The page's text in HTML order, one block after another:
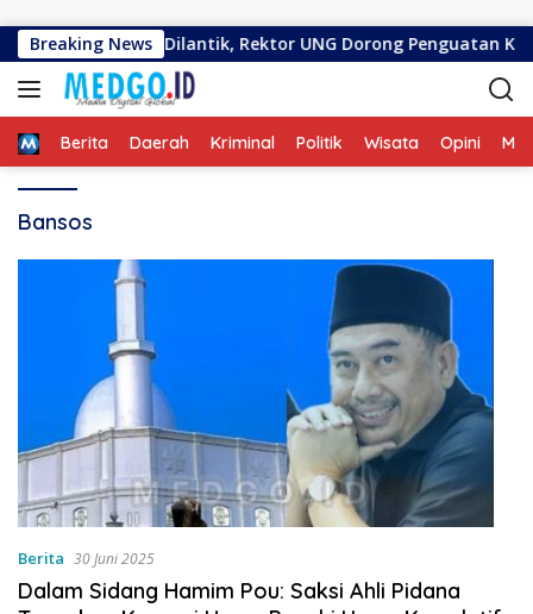
Breaking NewsResmi Dilantik, Rektor UNG Dorong Penguatan
HomeBerita Daerah Kriminal Politik Wisata Opini
Bansos
Berita 30 Juni 2025
Dalam Sidang Hamim Pou: Saksi Ahli Pidana